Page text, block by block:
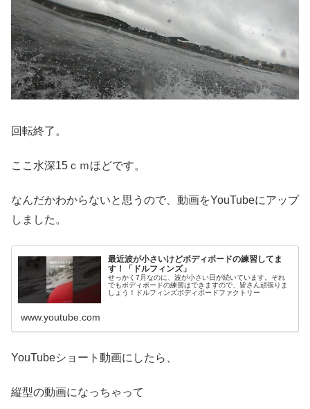
回転終了。
ここ水深15ｃｍほどです。
なんだかわからないと思うので、動画をYouTubeにアップ
しました。
最近波が小さいけどボディボードの練習してま
す！「ドルフィンズ」
せっかく7月なのに、波が小さい日が続いています。それ
でもボディボードの練習はできますので、皆さん頑張りま
しょう！ドルフィンズボディボードファクトリー
www.youtube.com
YouTubeショート動画にしたら、
縦型の動画になっちゃって